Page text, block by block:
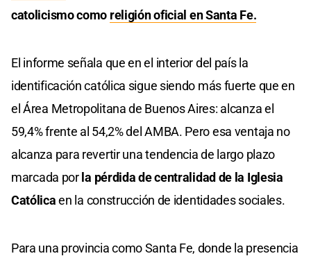
catolicismo como religión oficial en Santa Fe.
El informe señala que en el interior del país la
identificación católica sigue siendo más fuerte que en
el Área Metropolitana de Buenos Aires: alcanza el
59,4% frente al 54,2% del AMBA. Pero esa ventaja no
alcanza para revertir una tendencia de largo plazo
marcada porla pérdida de centralidad de la Iglesia
Católicaen la construcción de identidades sociales.
Para una provincia como Santa Fe, donde la presencia